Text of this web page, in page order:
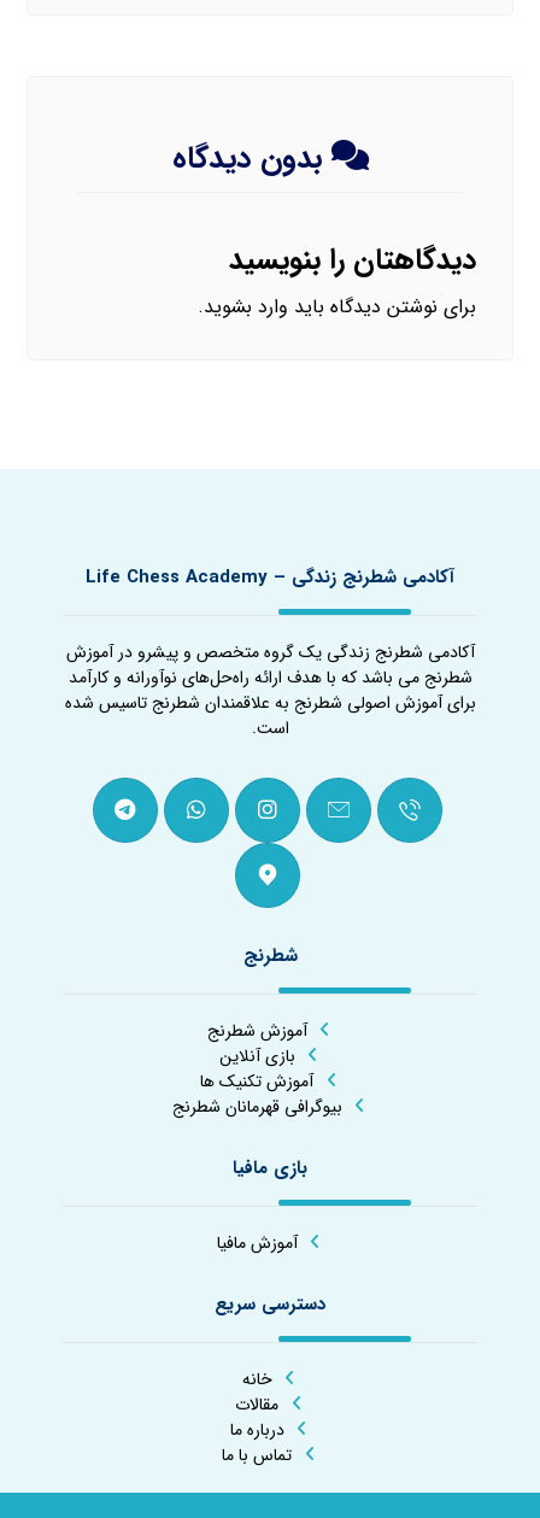
بدون دیدگاه
دیدگاهتان را بنویسید
برای نوشتن دیدگاه باید وارد بشوید.
آکادمی شطرنج زندگی – Life Chess Academy
آکادمی شطرنج زندگی یک گروه متخصص و پیشرو در آموزش
شطرنج می باشد که با هدف ارائه راه‌حل‌های نوآورانه و کارآمد
برای آموزش اصولی شطرنج به علاقمندان شطرنج تاسیس شده
است.
شطرنج
آموزش شطرنج
بازی آنلاین
آموزش تکنیک ها
بیوگرافی قهرمانان شطرنج
بازی مافیا
آموزش مافیا
دسترسی سریع
خانه
مقالات
درباره ما
تماس با ما